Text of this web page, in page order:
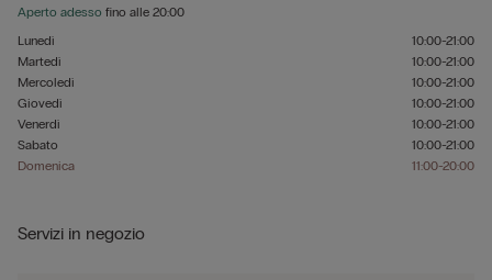
Aperto adesso fino alle 20:00
Lunedì
10:00-21:00
Martedì
10:00-21:00
Mercoledì
10:00-21:00
Giovedì
10:00-21:00
Venerdì
10:00-21:00
Sabato
10:00-21:00
Domenica
11:00-20:00
Servizi in negozio